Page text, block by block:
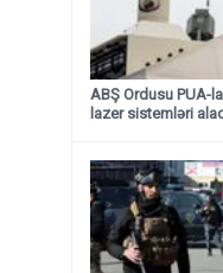
ABŞ Ordusu PUA-
lazer sistemləri